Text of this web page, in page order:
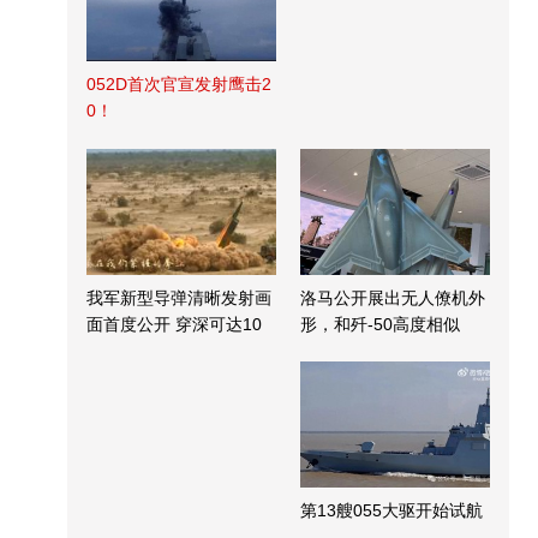
052D首次官宣发射鹰击2
0！
我军新型导弹清晰发射画
面首度公开 穿深可达10
洛马公开展出无人僚机外
形，和歼-50高度相似
第13艘055大驱开始试航